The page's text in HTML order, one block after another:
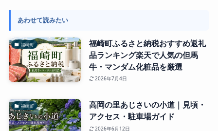
あわせて読みたい
福崎町
福崎町ふるさと納税おすすめ返礼
品ランキング楽天で人気の但馬
牛・マンダム化粧品を厳選
2026年7月4日
福崎町
高岡の里あじさいの小道｜見頃・
アクセス・駐車場ガイド
2026年6月12日